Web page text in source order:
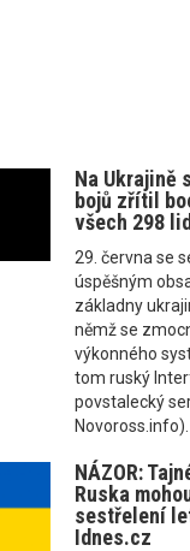
Na Ukrajině
bojů zřítil
všech 298
29. června se
úspěšným
základny
němž se
výkonného
tom ruský
povstalecký
Novoross.info).
NÁZOR:
Ruska
sestřelení
Idnes.cz